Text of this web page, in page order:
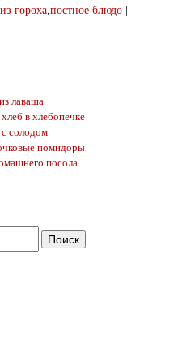
гороха,постное блюдо
лаваша
в хлебопечке
солодом
помидоры
посола